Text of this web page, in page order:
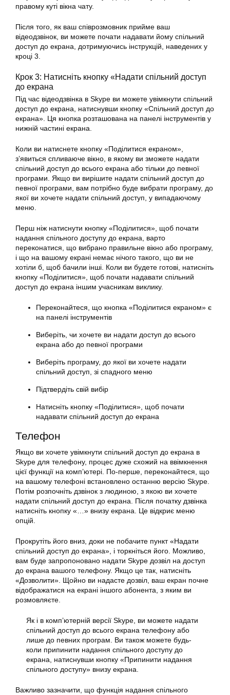
правому куті вікна чату.
Після того, як ваш співрозмовник прийме ваш
відеодзвінок, ви можете почати надавати йому спільний
доступ до екрана, дотримуючись інструкцій, наведених у
кроці 3.
Крок 3: Натисніть кнопку «Надати спільний доступ
до екрана
Під час відеодзвінка в Skype ви можете увімкнути спільний
доступ до екрана, натиснувши кнопку «Спільний доступ до
екрана». Ця кнопка розташована на панелі інструментів у
нижній частині екрана.
Коли ви натиснете кнопку «Поділитися екраном»,
з’явиться спливаюче вікно, в якому ви зможете надати
спільний доступ до всього екрана або тільки до певної
програми. Якщо ви вирішите надати спільний доступ до
певної програми, вам потрібно буде вибрати програму, до
якої ви хочете надати спільний доступ, у випадаючому
меню.
Перш ніж натиснути кнопку «Поділитися», щоб почати
надання спільного доступу до екрана, варто
переконатися, що вибрано правильне вікно або програму,
і що на вашому екрані немає нічого такого, що ви не
хотіли б, щоб бачили інші. Коли ви будете готові, натисніть
кнопку «Поділитися», щоб почати надавати спільний
доступ до екрана іншим учасникам виклику.
Переконайтеся, що кнопка «Поділитися екраном» є
на панелі інструментів
Виберіть, чи хочете ви надати доступ до всього
екрана або до певної програми
Виберіть програму, до якої ви хочете надати
спільний доступ, зі спадного меню
Підтвердіть свій вибір
Натисніть кнопку «Поділитися», щоб почати
надавати спільний доступ до екрана
Телефон
Якщо ви хочете увімкнути спільний доступ до екрана в
Skype для телефону, процес дуже схожий на ввімкнення
цієї функції на комп’ютері. По-перше, переконайтеся, що
на вашому телефоні встановлено останню версію Skype.
Потім розпочніть дзвінок з людиною, з якою ви хочете
надати спільний доступ до екрана. Після початку дзвінка
натисніть кнопку «…» внизу екрана. Це відкриє меню
опцій.
Прокрутіть його вниз, доки не побачите пункт «Надати
спільний доступ до екрана», і торкніться його. Можливо,
вам буде запропоновано надати Skype дозвіл на доступ
до екрана вашого телефону. Якщо це так, натисніть
«Дозволити». Щойно ви надасте дозвіл, ваш екран почне
відображатися на екрані іншого абонента, з яким ви
розмовляєте.
Як і в комп’ютерній версії Skype, ви можете надати
спільний доступ до всього екрана телефону або
лише до певних програм. Ви також можете будь-
коли припинити надання спільного доступу до
екрана, натиснувши кнопку «Припинити надання
спільного доступу» внизу екрана.
Важливо зазначити, що функція надання спільного